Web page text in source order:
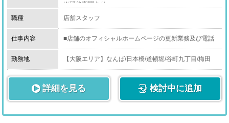
※研修期間あり
（能力と成長に応じて期間短縮あり）
職種 店舗スタッフ
仕事内容
■店舗のオフィシャルホームページの更新業務及び電話
対応、接客が中心となります。
しっかりとした接客と電話対応が求められる大切なお仕
事になります。
ホームページ上の更新等が正確に行われているか、常に
内容を把握し確認して修正と変更を行う重要なお仕事で
勤務地
【大阪エリア】なんば/日本橋/道頓堀/谷町九丁目/梅田
（北区/南森町）/茨木/西中島/堺/泉大津/岸和田/京橋/天王
寺/上本町
【兵庫エリア】尼崎/姫路/神戸
【京都エリア】祇園/京都南（伏見区）
【石川エリア】金沢
詳細を見る 検討中に追加